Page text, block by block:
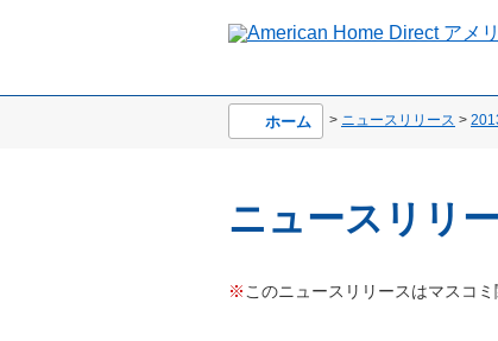
ホーム > ニュースリリース >
ニュースリリ
※ このニュースリリースはマスコ